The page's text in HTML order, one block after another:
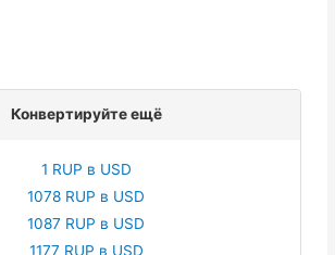
Конвертируйте ещё
1 RUP в USD
1078 RUP в USD
1087 RUP в USD
1177 RUP в USD